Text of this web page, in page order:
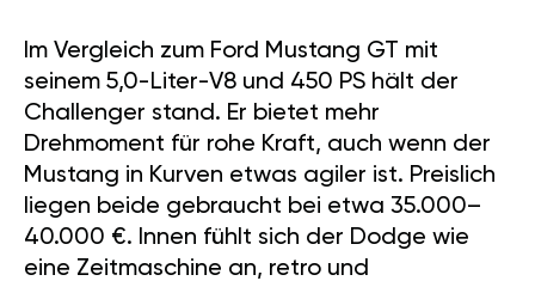
Im Vergleich zum Ford Mustang GT mit
seinem 5,0-Liter-V8 und 450 PS hält der
Challenger stand. Er bietet mehr
Drehmoment für rohe Kraft, auch wenn der
Mustang in Kurven etwas agiler ist. Preislich
liegen beide gebraucht bei etwa 35.000–
40.000 €. Innen fühlt sich der Dodge wie
eine Zeitmaschine an, retro und